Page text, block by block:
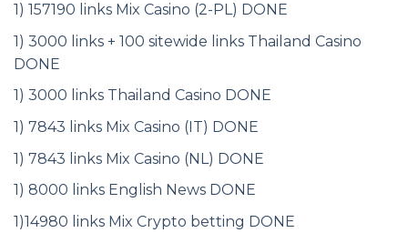
1) 157190 links Mix Casino (2-PL) DONE
1) 3000 links + 100 sitewide links Thailand Casino
DONE
1) 3000 links Thailand Casino DONE
1) 7843 links Mix Casino (IT) DONE
1) 7843 links Mix Casino (NL) DONE
1) 8000 links English News DONE
1)14980 links Mix Crypto betting DONE